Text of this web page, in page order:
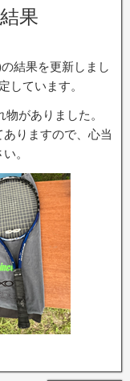
果
結果を更新しまし
しています。
がありました。
りますので、心当
。